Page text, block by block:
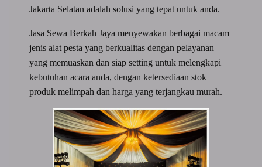
Jakarta Selatan adalah solusi yang tepat untuk anda.
Jasa Sewa Berkah Jaya menyewakan berbagai macam
jenis alat pesta yang berkualitas dengan pelayanan
yang memuaskan dan siap setting untuk melengkapi
kebutuhan acara anda, dengan ketersediaan stok
produk melimpah dan harga yang terjangkau murah.